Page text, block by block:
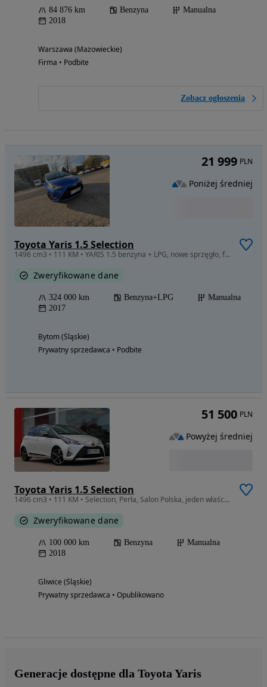
84 876 km Benzyna
Manualna
2018
Warszawa (Mazowieckie)
Firma • Podbite
Zobacz ogłoszenia
Toyota Yaris 1.5 Selection
1496 cm3 • 111 KM • YARIS 1.5 benzyna + LPG, nowe sprzęgło, faktura vat, ubezpieczenie
Zweryfikowane dane
324 000 km Benzyna+LPG
Manualna
2017
Bytom (Śląskie)
Prywatny sprzedawca • Podbite
21 999 PLN
Poniżej średniej
Toyota Yaris 1.5 Selection
1496 cm3 • 111 KM • Selection, Perła, Salon Polska, jeden właściciel, Bezwypadkowy
Zweryfikowane dane
100 000 km Benzyna
Manualna
2018
Gliwice (Śląskie)
Prywatny sprzedawca • Opublikowano
51 500 PLN
Powyżej średniej
Generacje dostępne dla Toyota Yaris